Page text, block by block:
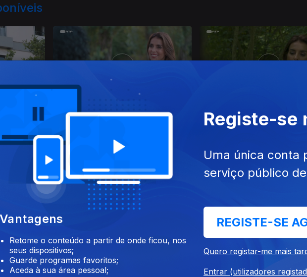
Ep. 12 21 fev. 2022
Projeto IDDA - Viver Alfena
Ep. 11 14 fev. 2022
Rede Ex Aequo
Ep. 8 24 jan. 2022
Just a Change
Ep. 7 17 jan. 2022
Associação Estar
Vantagens
Retome o conteúdo a partir de onde ficou, nos
seus dispositivos;
Guarde programas favoritos;
Aceda à sua área pessoal;
Registe-se
Uma única conta
serviço público
REGISTE-SE
Quero registar-me mais
Entrar (utilizadores